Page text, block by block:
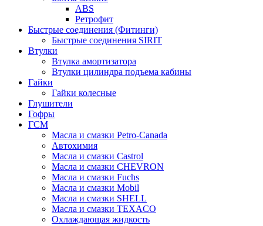
ABS
Ретрофит
Быстрые соединения (Фитинги)
Быстрые соединения SIRIT
Втулки
Втулка амортизатора
Втулки цилиндра подъема кабины
Гайки
Гайки колесные
Глушители
Гофры
ГСМ
Масла и смазки Petro-Canada
Автохимия
Масла и смазки Castrol
Масла и смазки CHEVRON
Масла и смазки Fuchs
Масла и смазки Mobil
Масла и смазки SHELL
Масла и смазки TEXACO
Охлаждающая жидкость